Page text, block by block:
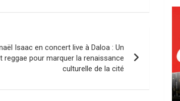
Isaac en concert live à Daloa : Un
reggae pour marquer la renaissance
culturelle de la cité